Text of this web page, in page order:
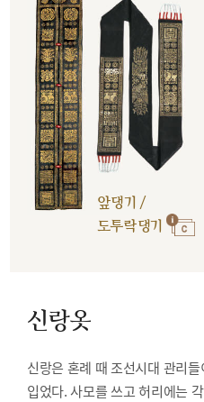
앞댕기 /
도투락댕기
신랑옷
신랑은 혼례 때 조선시대 관리
입었다. 사모를 쓰고 허리에는